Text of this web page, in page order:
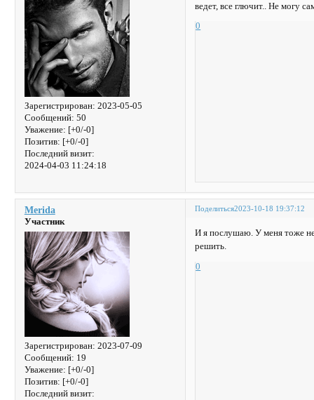
Зарегистрирован: 2023-05-05
Сообщений: 50
Уважение: [+0/-0]
Позитив: [+0/-0]
Последний визит:
2024-04-03 11:24:18
ведет, все глючит.. Не могу
0
Поделиться2023-10-18 19:37:12
Merida
Участник
Зарегистрирован: 2023-07-09
Сообщений: 19
Уважение: [+0/-0]
Позитив: [+0/-0]
Последний визит:
И я послушаю. У меня тоже
решить.
0